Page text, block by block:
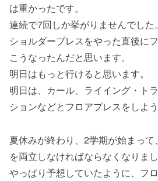
は重かったです。
連続で7回しか挙がりませんでした。
ショルダープレスをやった直後に
こうなったんだと思います。
明日はもっと行けると思います。
明日は、カール、ライイング・ト
ションなどとフロアプレスをしよ
夏休みが終わり、2学期が始まっ
を両立しなければならなくなりまし
やっぱり予想していたように、フ